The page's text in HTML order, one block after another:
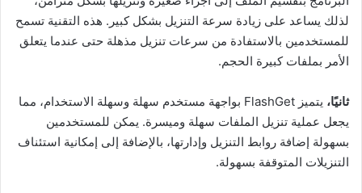
لذلك يساعد على زيادة سرعة التنزيل بشكل كبير. هذه التقنية تسمح
للمستخدمين بالاستفادة من سرعات تنزيل مذهلة حتى عندما يتعلق
الأمر بملفات كبيرة الحجم.
ثانيًا،
يتميز FlashGet بواجهة مستخدم سهلة وسهلة الاستخدام، مما
يجعل عملية تنزيل الملفات سهلة وميسرة. يمكن للمستخدمين
بسهولة إضافة روابط التنزيل وإدارتها، بالإضافة إلى إمكانية استئناف
التنزيلات المتوقفة بسهولة.